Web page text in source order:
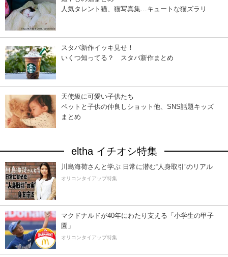
人気タレント猫、猫写真集…キュートな猫ズラリ
スタバ新作イッキ見せ！
いくつ知ってる？ スタバ新作まとめ
天使級に可愛い子供たち
ペットと子供の仲良しショット他、SNS話題キッズ
まとめ
eltha イチオシ特集
川島海荷さんと学ぶ 日常に潜む“人身取引”のリアル
オリコンタイアップ特集
マクドナルドが40年にわたり支える「小学生の甲子
園」
オリコンタイアップ特集